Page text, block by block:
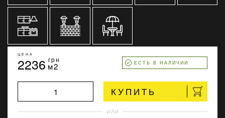
ЦЕНА
2236 грн
м2 ЕСТЬ В НАЛИЧИИ
КУПИТЬ
ИЛИ